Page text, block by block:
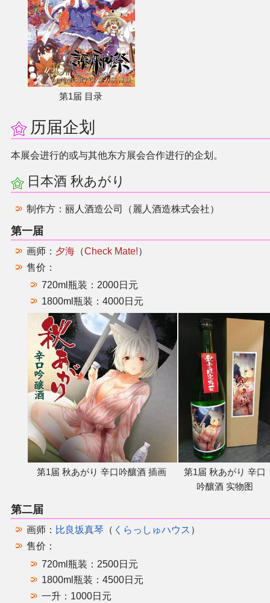
第1届 目录
历届企划
本展会进行的或与其他东方展会合作进行的企划。
日本酒 秋あがり
制作方：丽人酒造公司（麗人酒造株式会社）
第一届
画师： 夕海（Check Mate!）
售价：
720ml瓶装：2000日元
1800ml瓶装：4000日元
第1届 秋あがり 辛口吟釀酒 插画
第1届 秋あがり 辛口
吟釀酒 实物图
第二届
画师： 比良坂真琴 （ くらっしゅハウス ）
售价：
720ml瓶装：2500日元
1800ml瓶装：4500日元
一升：1000日元